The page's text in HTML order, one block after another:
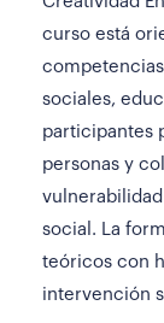
curso está
sociales,
participantes
personas y
social. La
teóricos con
intervención